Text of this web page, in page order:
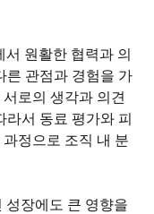
원활한 협력과 의
른 관점과 경험을 가
로의 생각과 의견
라서 동료 평가와 피
정으로 조직 내 분
성장에도 큰 영향을